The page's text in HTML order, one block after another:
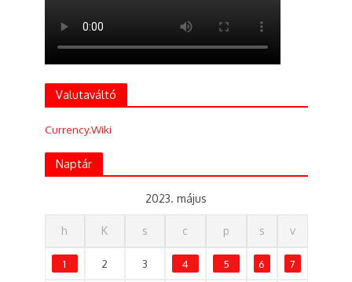
Valutaváltó
Currency.Wiki
Naptár
2023. május
h K s c p s v
1 2 3 4 5 6 7